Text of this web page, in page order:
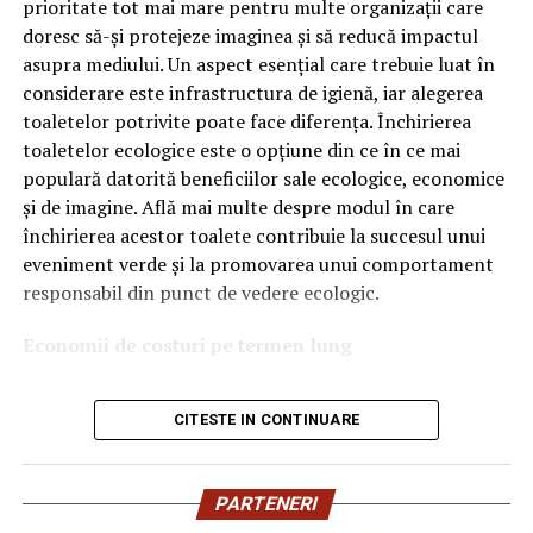
Ce înseamnă Ravenol VMP?
DenumireaVMPidentifică o gamă de uleiuri dezvoltate
pentru motoare moderne care necesită performanțe
ridicate și compatibilitate cu numeroase specificații ale
constructorilor auto.
Acest produs este destinat în special motoarelor
moderne pe benzină și diesel, inclusiv celor echipate cu:
catalizatoare moderne;
sisteme Start-Stop.
Una dintre cele mai importante caracteristici ale acestui
prioritate tot mai mare pentru multe organizații care
doresc să-și protejeze imaginea și să reducă impactul
asupra mediului. Un aspect esențial care trebuie luat în
considerare este infrastructura de igienă, iar alegerea
toaletelor potrivite poate face diferența. Închirierea
toaletelor ecologice este o opțiune din ce în ce mai
populară datorită beneficiilor sale ecologice, economice
și de imagine. Află mai multe despre modul în care
închirierea acestor toalete contribuie la succesul unui
eveniment verde și la promovarea unui comportament
responsabil din punct de vedere ecologic.
Economii de costuri pe termen lung
Unul dintre cele mai mari avantaje ale activității
închiriere toalete ecologiceeste economia de costuri.
termen lung, aceasta este o opțiune mai rentabilă decât
construirea unei infrastructuri permanente de toalete.
CITESTE IN CONTINUARE
PARTENERI